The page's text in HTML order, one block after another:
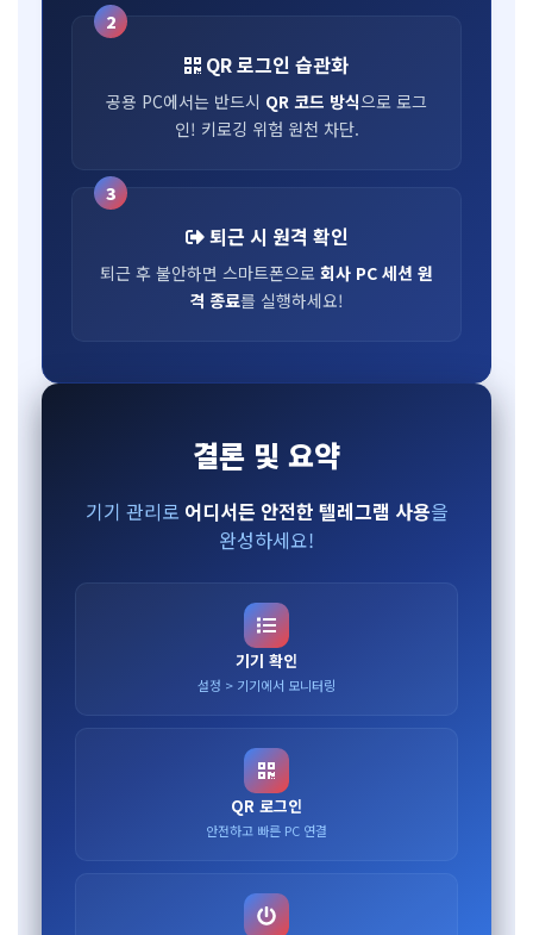
2
QR 로그인 습관화
공용 PC에서는 반드시 QR 코드 방식으로 로그
인! 키로깅 위험 원천 차단.
3
퇴근 시 원격 확인
퇴근 후 불안하면 스마트폰으로 회사 PC 세션 원
격 종료를 실행하세요!
결론 및 요약
기기 관리로 어디서든 안전한 텔레그램 사용을
완성하세요!
기기 확인
설정 > 기기에서 모니터링
QR 로그인
안전하고 빠른 PC 연결